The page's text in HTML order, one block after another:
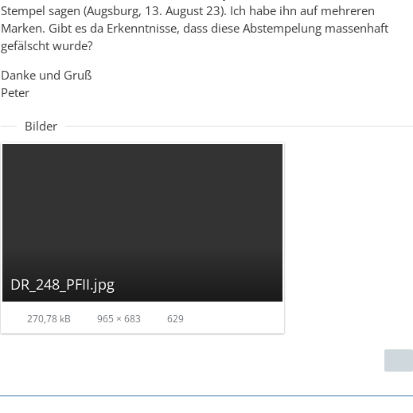
Stempel sagen (Augsburg, 13. August 23). Ich habe ihn auf mehreren
Marken. Gibt es da Erkenntnisse, dass diese Abstempelung massenhaft
gefälscht wurde?
Danke und Gruß
Peter
Bilder
DR_248_PFII.jpg
270,78 kB 965 × 683 629